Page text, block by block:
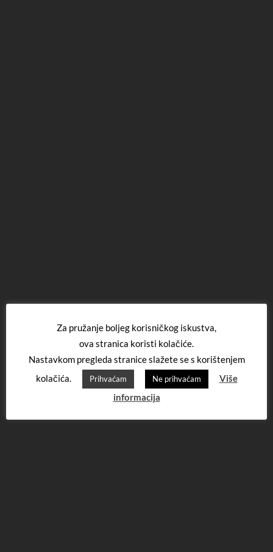
Za pružanje boljeg korisničkog iskustva,
ova stranica koristi kolačiće.
Nastavkom pregleda stranice slažete se s korištenjem
kolačića.
Prihvaćam Ne prihvaćam
Više
informacija